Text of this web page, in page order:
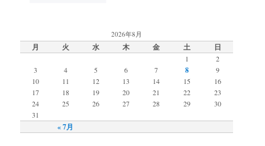
2026年8月
月 火 水 木 金 土 日
« 7月
1
2
3
4 5 6 7 8
9
10
11 12 13 14 15
16
17
18 19 20 21 22
23
24
25 26 27 28 29
30
31